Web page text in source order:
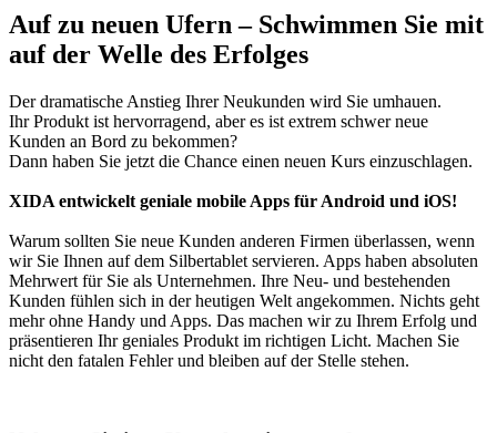
Auf zu neuen Ufern – Schwimmen Sie mit
auf der Welle des Erfolges
Der dramatische Anstieg Ihrer Neukunden wird Sie umhauen.
Ihr Produkt ist hervorragend, aber es ist extrem schwer neue
Kunden an Bord zu bekommen?
Dann haben Sie jetzt die Chance einen neuen Kurs einzuschlagen.
XIDA entwickelt geniale mobile Apps für Android und iOS!
Warum sollten Sie neue Kunden anderen Firmen überlassen, wenn
wir Sie Ihnen auf dem Silbertablet servieren. Apps haben absoluten
Mehrwert für Sie als Unternehmen. Ihre Neu- und bestehenden
Kunden fühlen sich in der heutigen Welt angekommen. Nichts geht
mehr ohne Handy und Apps. Das machen wir zu Ihrem Erfolg und
präsentieren Ihr geniales Produkt im richtigen Licht. Machen Sie
nicht den fatalen Fehler und bleiben auf der Stelle stehen.